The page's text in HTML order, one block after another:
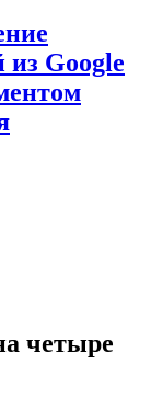
Google
четыре